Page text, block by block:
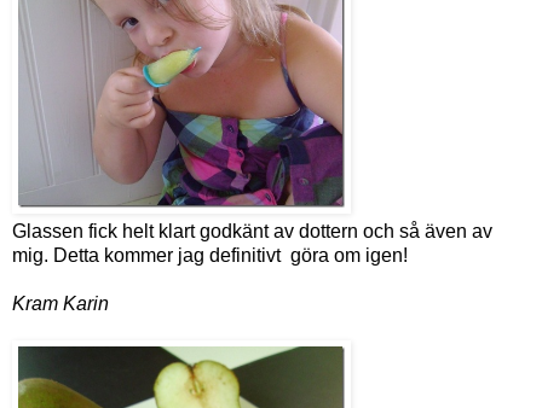
Glassen fick helt klart godkänt av dottern och så även av
mig. Detta kommer jag definitivt göra om igen!
Kram Karin